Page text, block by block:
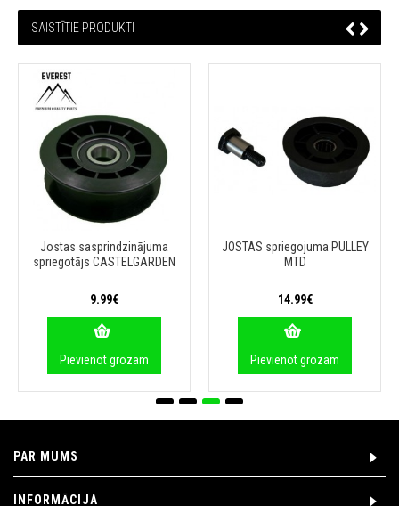
SAISTĪTIE PRODUKTI
Jostas sasprindzinājuma
spriegotājs CASTELGARDEN
9.99€
Pievienot grozam
JOSTAS spriegojuma PULLEY
MTD
14.99€
Pievienot grozam
PAR MUMS
INFORMĀCIJA